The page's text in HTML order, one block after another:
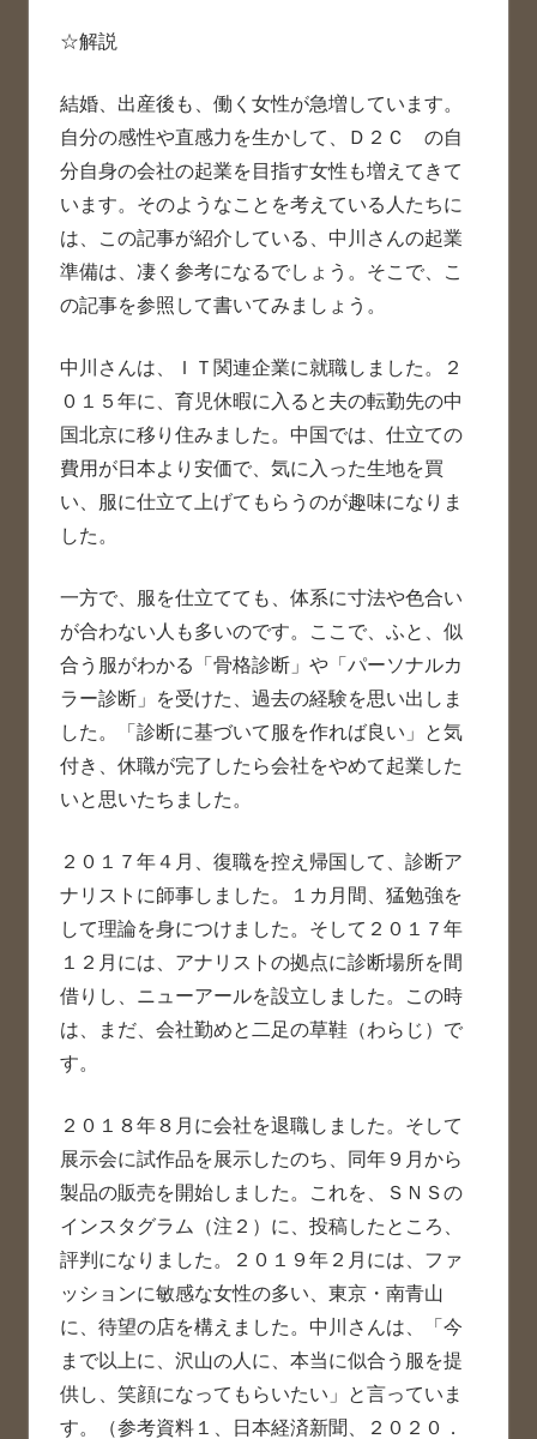
☆解説
結婚、出産後も、働く女性が急増しています。
自分の感性や直感力を生かして、Ｄ２Ｃ の自
分自身の会社の起業を目指す女性も増えてきて
います。そのようなことを考えている人たちに
は、この記事が紹介している、中川さんの起業
準備は、凄く参考になるでしょう。そこで、こ
の記事を参照して書いてみましょう。
中川さんは、ＩＴ関連企業に就職しました。２
０１５年に、育児休暇に入ると夫の転勤先の中
国北京に移り住みました。中国では、仕立ての
費用が日本より安価で、気に入った生地を買
い、服に仕立て上げてもらうのが趣味になりま
した。
一方で、服を仕立てても、体系に寸法や色合い
が合わない人も多いのです。ここで、ふと、似
合う服がわかる「骨格診断」や「パーソナルカ
ラー診断」を受けた、過去の経験を思い出しま
した。「診断に基づいて服を作れば良い」と気
付き、休職が完了したら会社をやめて起業した
いと思いたちました。
２０１７年４月、復職を控え帰国して、診断ア
ナリストに師事しました。１カ月間、猛勉強を
して理論を身につけました。そして２０１７年
１２月には、アナリストの拠点に診断場所を間
借りし、ニューアールを設立しました。この時
は、まだ、会社勤めと二足の草鞋（わらじ）で
す。
２０１８年８月に会社を退職しました。そして
展示会に試作品を展示したのち、同年９月から
製品の販売を開始しました。これを、ＳＮＳの
インスタグラム（注２）に、投稿したところ、
評判になりました。２０１９年２月には、ファ
ッションに敏感な女性の多い、東京・南青山
に、待望の店を構えました。中川さんは、「今
まで以上に、沢山の人に、本当に似合う服を提
供し、笑顔になってもらいたい」と言っていま
す。（参考資料１、日本経済新聞、２０２０．